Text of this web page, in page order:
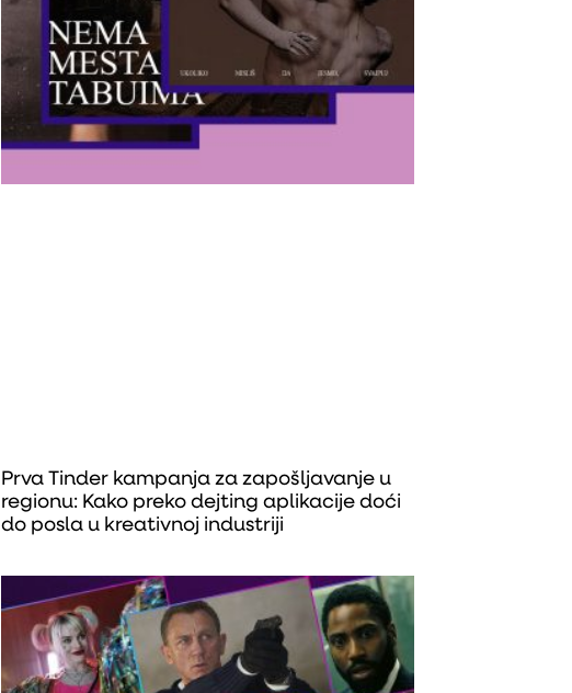
Prva Tinder kampanja za zapošljavanje u
regionu: Kako preko dejting aplikacije doći
do posla u kreativnoj industriji